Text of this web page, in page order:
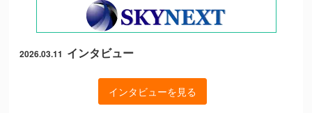
2026.03.11 インタビュー
インタビューを見る